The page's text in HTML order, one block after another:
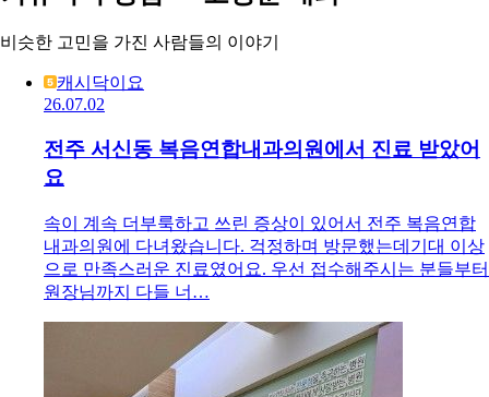
비슷한 고민을 가진 사람들의 이야기
캐시닥이요
26.07.02
전주 서신동 복음연합내과의원에서 진료 받았어
요
속이 계속 더부룩하고 쓰린 증상이 있어서 전주 복음연합
내과의원에 다녀왔습니다. 걱정하며 방문했는데기대 이상
으로 만족스러운 진료였어요. 우선 접수해주시는 분들부터
원장님까지 다들 너…